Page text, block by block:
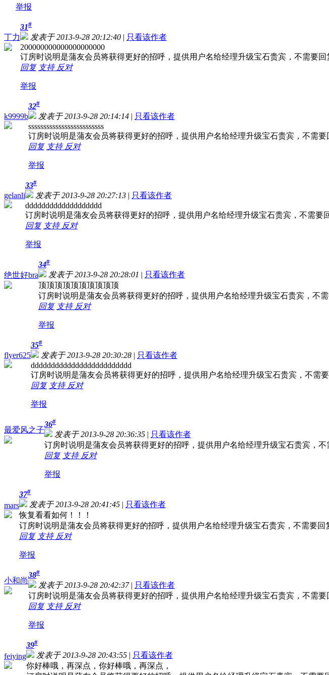
举报
丁力
31#
发表于 2013-9-28 20:12:40 | 只看该作者
200000000000000000000
订房时说明是蒲友会员将获得更好的招呼，提供用户名给经理升级宝石贵宾，不需要回
回复 支持 反对
举报
k9999b
32#
发表于 2013-9-28 20:14:14 | 只看该作者
sssssssssssssssssssssssss
订房时说明是蒲友会员将获得更好的招呼，提供用户名给经理升级宝石贵宾，不需要
回复 支持 反对
举报
gelanli
33#
发表于 2013-9-28 20:27:13 | 只看该作者
ddddddddddddddddddd
订房时说明是蒲友会员将获得更好的招呼，提供用户名给经理升级宝石贵宾，不需要
回复 支持 反对
举报
绝世好bra
34#
发表于 2013-9-28 20:28:01 | 只看该作者
顶顶顶顶顶顶顶顶顶顶
订房时说明是蒲友会员将获得更好的招呼，提供用户名给经理升级宝石贵宾，不需
回复 支持 反对
举报
flyer625
35#
发表于 2013-9-28 20:30:28 | 只看该作者
ddddddddddddddddddddddddd
订房时说明是蒲友会员将获得更好的招呼，提供用户名给经理升级宝石贵宾，不需
回复 支持 反对
举报
最爱风之子
36#
发表于 2013-9-28 20:36:35 | 只看该作者
订房时说明是蒲友会员将获得更好的招呼，提供用户名给经理升级宝石贵宾，不
回复 支持 反对
举报
mars
37#
发表于 2013-9-28 20:41:45 | 只看该作者
恢复看看如何！！！
订房时说明是蒲友会员将获得更好的招呼，提供用户名给经理升级宝石贵宾，不需要回
回复 支持 反对
举报
小和尚
38#
发表于 2013-9-28 20:42:37 | 只看该作者
订房时说明是蒲友会员将获得更好的招呼，提供用户名给经理升级宝石贵宾，不需要
回复 支持 反对
举报
feiying
39#
发表于 2013-9-28 20:43:55 | 只看该作者
你好棒哦，再深点，你好棒哦，再深点，